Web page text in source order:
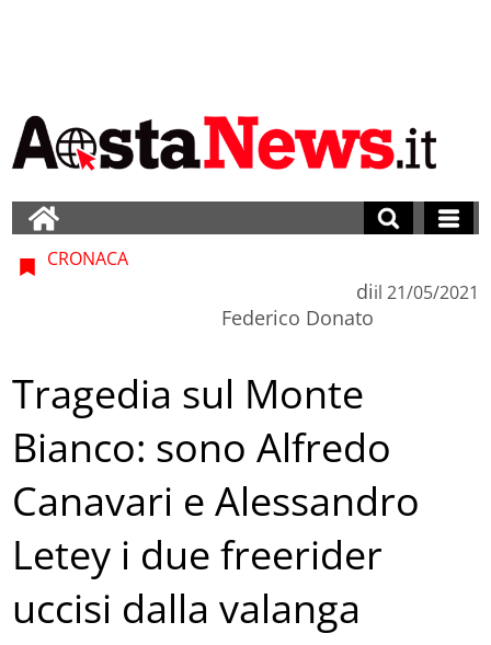
CRONACA
di
Federico Donato
il 21/05/2021
Tragedia sul Monte
Bianco: sono Alfredo
Canavari e Alessandro
Letey i due freerider
uccisi dalla valanga